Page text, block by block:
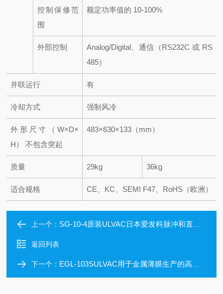
控制保修范
围
额定功率值的 10-100%
外部控制
Analog/Digital、通信（RS232C 或 RS
485）
并联运行 有
冷却方式 强制风冷
外形尺寸（W×D×
H） 不包含突起
483×630×133（mm）
质量 29kg 36kg
适合规格 CE、KC、SEMI F47、RoHS（欧洲）
上一个： SG-10-4原装ULVAC日本爱发科脉冲和直流电源系统
返回列表
下一个： EGL-103SULVAC用于金属薄膜生产的高通用性电子枪